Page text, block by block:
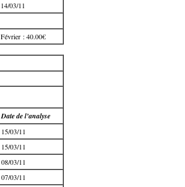
14/03/11
Février : 40.00€
Date de l’analyse
15/03/11
15/03/11
08/03/11
07/03/11